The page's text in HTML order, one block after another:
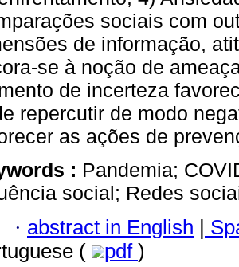
sociais com
de informação,
se à noção de
de incerteza
repercutir de modo
as ações de
: Pandemia;
social; Redes
· abstract in English |
(
pdf )